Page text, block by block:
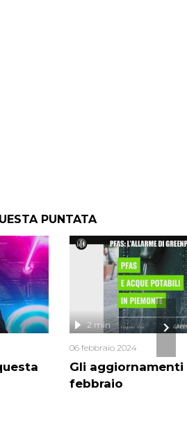
PUNTATA
Gli aggiornamenti
febbraio
2 min
06 febbraio 2024